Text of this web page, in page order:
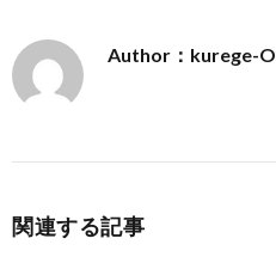
Author：kurege-O
関連する記事